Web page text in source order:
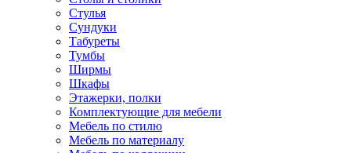
Стулья
Сундуки
Табуреты
Тумбы
Ширмы
Шкафы
Этажерки, полки
Комплектующие для мебели
Мебель по стилю
Мебель по материалу